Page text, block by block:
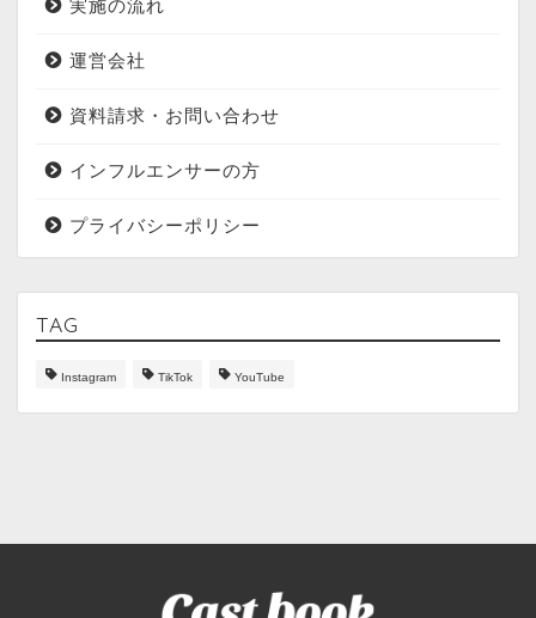
実施の流れ
運営会社
資料請求・お問い合わせ
インフルエンサーの方
プライバシーポリシー
TAG
Instagram TikTok YouTube